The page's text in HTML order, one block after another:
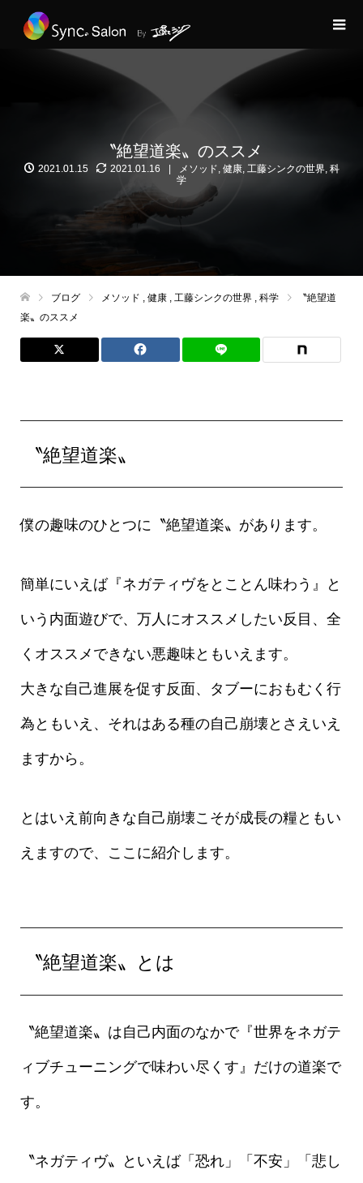
〝絶望道楽〟のススメ
2021.01.15 2021.01.16 メソッド 健康, 工藤シンクの世界, 科
学
ブログ メソッド 健康 工藤シンクの世界 科学
〝絶望道
楽〟のススメ
〝絶望道楽〟
僕の趣味のひとつに〝絶望道楽〟があります。
簡単にいえば『ネガティヴをとことん味わう』と
いう内面遊びで、万人にオススメしたい反目、全
くオススメできない悪趣味ともいえます。
大きな自己進展を促す反面、タブーにおもむく行
為ともいえ、それはある種の自己崩壊とさえいえ
ますから。
とはいえ前向きな自己崩壊こそが成長の糧ともい
えますので、ここに紹介します。
〝絶望道楽〟とは
〝絶望道楽〟は自己内面のなかで『世界をネガテ
ィブチューニングで味わい尽くす』だけの道楽で
す。
〝ネガティヴ〟といえば「恐れ」「不安」「悲し